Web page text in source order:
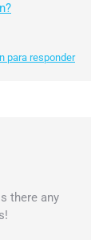
para responder
there any